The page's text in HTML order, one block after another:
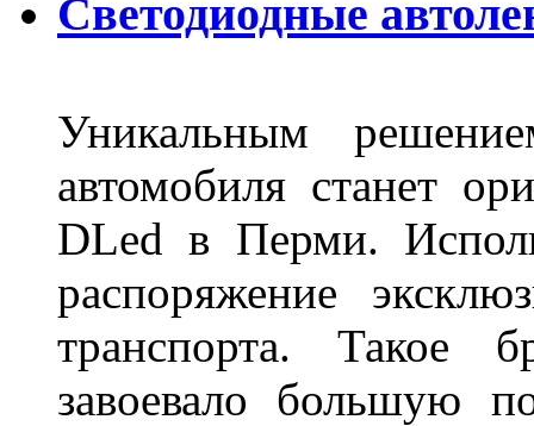
Светодиодные
Уникальным
автомобиля станет
DLed в Перми.
распоряжение
транспорта. Такое
завоевало большую